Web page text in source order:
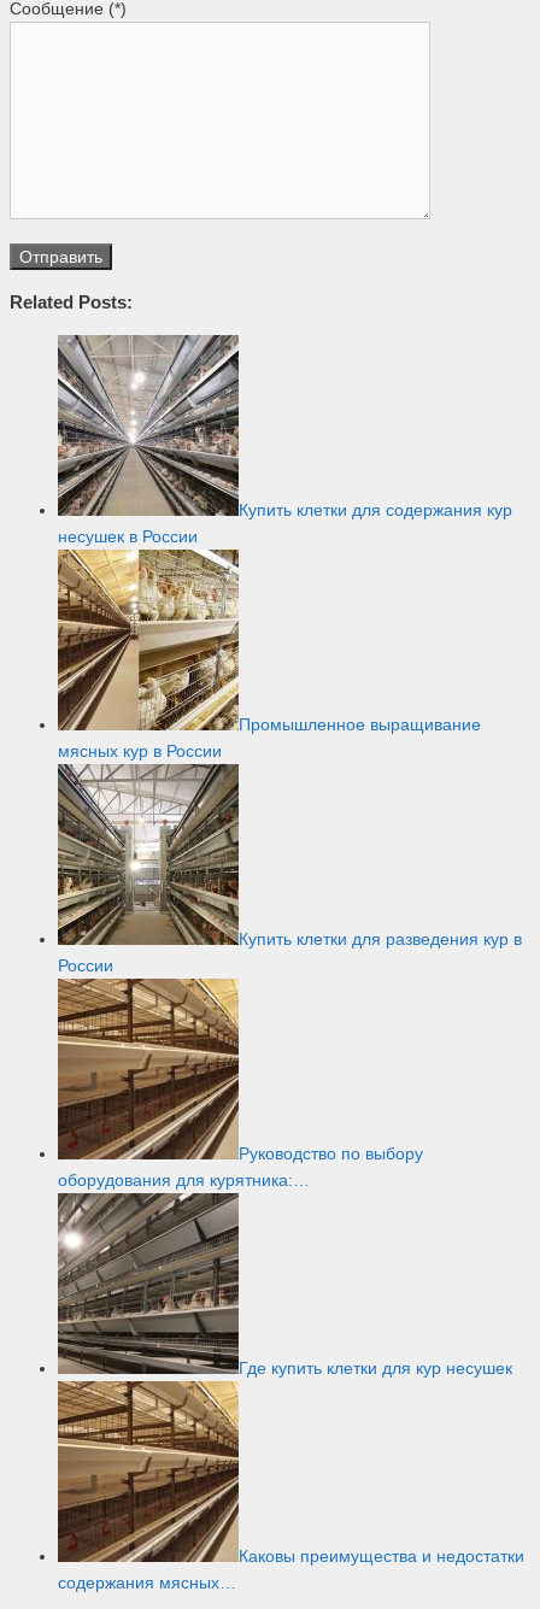
Сообщение (*)
Related Posts:
Купить клетки для содержания кур
несушек в России
Промышленное выращивание
мясных кур в России
Купить клетки для разведения кур в
России
Руководство по выбору
оборудования для курятника:…
Где купить клетки для кур несушек
Каковы преимущества и недостатки
содержания мясных…